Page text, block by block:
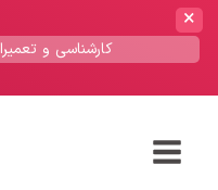
کارشناسی و
Main